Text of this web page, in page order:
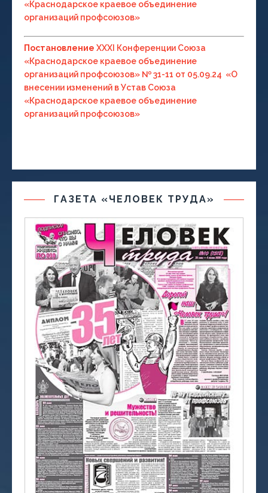
«Краснодарское краевое объединение
организаций профсоюзов»
Постановление ХХХI Конференции Союза
«Краснодарское краевое объединение
организаций профсоюзов» № 31-11 от 05.09.24 «О
внесении изменений в Устав Союза
«Краснодарское краевое объединение
организаций профсоюзов»
ГАЗЕТА «ЧЕЛОВЕК ТРУДА»